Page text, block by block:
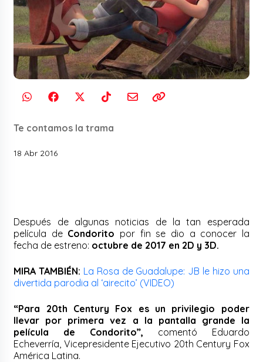
Te contamos la trama
18 Abr 2016
Después de algunas noticias de la tan esperada
película de Condorito por fin se dio a conocer la
fecha de estreno: octubre de 2017 en 2D y 3D.
MIRA TAMBIÉN: La Rosa de Guadalupe: JB le hizo una
divertida parodia al ‘airecito’ (VIDEO)
“Para 20th Century Fox es un privilegio poder
llevar por primera vez a la pantalla grande la
película de Condorito”, comentó Eduardo
Echeverría, Vicepresidente Ejecutivo 20th Century Fox
América Latina.